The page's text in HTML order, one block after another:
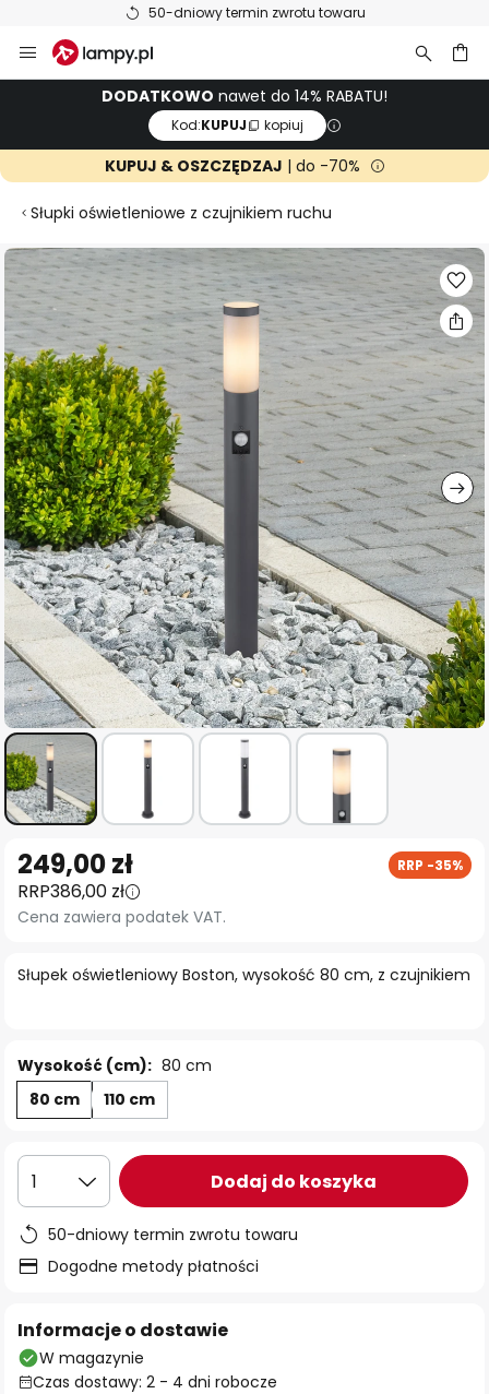
50-dniowy termin zwrotu towaru
Przejdź
do
DODATKOWO nawet do 14% RABATU!
Kod:KUPUJ kopiuj
KUPUJ & OSZCZĘDZAJ | do -70%
Słupki oświetleniowe z czujnikiem ruchu
Przejdź
na
koniec
galerii
na
początek
galerii
Słupek oświetleniowy Boston, wysokość 80 cm, z czujnikiem
249,00 zł RRP -35%
RRP386,00 zł
Cena zawiera podatek VAT.
Wysokość (cm): 80 cm
80 cm
110 cm
1 Dodaj do koszyka
50-dniowy termin zwrotu towaru
Dogodne metody płatności
Informacje o dostawie
W magazynie
Czas dostawy: 2 - 4 dni robocze